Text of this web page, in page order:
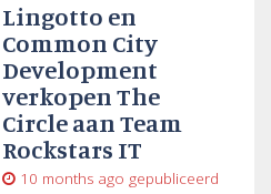
Lingotto en
Common City
Development
verkopen The
Circle aan Team
Rockstars IT
10 months ago gepubliceerd